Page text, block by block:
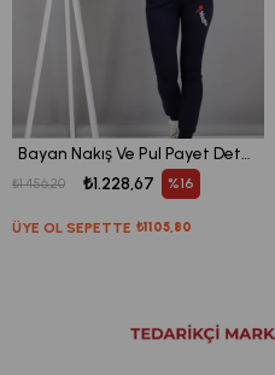
Bayan Nakış Ve Pul Payet Detaylı Bisiklet Yaka Eşofman Takım
ÜYE OL SEPETTE ₺1105,80
₺1.228,67
₺1.456,20 %16